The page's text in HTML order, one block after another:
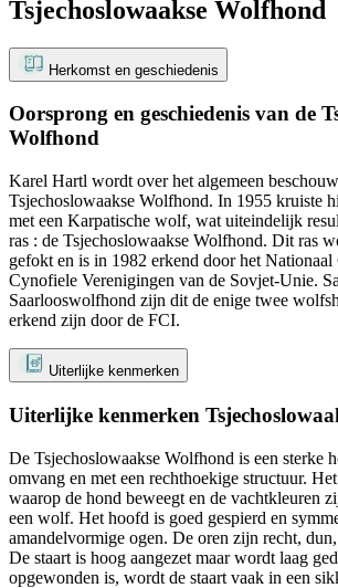
Tsjechoslowaakse Wolfhond
Herkomst en geschiedenis
Oorsprong en geschiedenis van de
Wolfhond
Karel Hartl wordt over het algemeen
Tsjechoslowaakse Wolfhond. In 1955 kruiste
met een Karpatische wolf, wat uiteindelijk
ras : de Tsjechoslowaakse Wolfhond. Dit ras
gefokt en is in 1982 erkend door het Nationaal
Cynofiele Verenigingen van de Sovjet-Unie.
Saarlooswolfhond zijn dit de enige twee
erkend zijn door de FCI.
Uiterlijke kenmerken
Uiterlijke kenmerken
De Tsjechoslowaakse Wolfhond is een sterke
omvang en met een rechthoekige structuur.
waarop de hond beweegt en de vachtkleuren
een wolf. Het hoofd is goed gespierd en
amandelvormige ogen. De oren zijn recht,
De staart is hoog aangezet maar wordt laag
opgewonden is, wordt de staart vaak in een